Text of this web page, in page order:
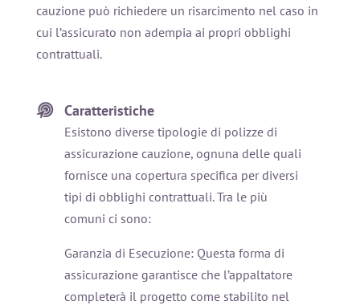
cauzione può richiedere un risarcimento nel caso in
cui l’assicurato non adempia ai propri obblighi
contrattuali.
Caratteristiche
Esistono diverse tipologie di polizze di
assicurazione cauzione, ognuna delle quali
fornisce una copertura specifica per diversi
tipi di obblighi contrattuali. Tra le più
comuni ci sono:
Garanzia di Esecuzione: Questa forma di
assicurazione garantisce che l’appaltatore
completerà il progetto come stabilito nel